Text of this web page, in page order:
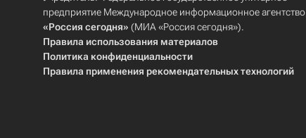
предприятие Международное информационное агентство
«Россия сегодня» (МИА «Россия сегодня»).
Правила использования материалов
Политика конфиденциальности
Правила применения рекомендательных технологий